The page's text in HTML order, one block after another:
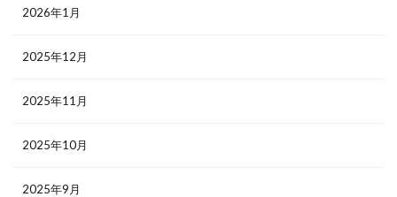
2026年1月
2025年12月
2025年11月
2025年10月
2025年9月